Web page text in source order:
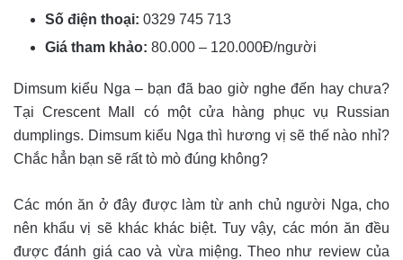
Số điện thoại: 0329 745 713
Giá tham khảo: 80.000 – 120.000Đ/người
Dimsum kiểu Nga – bạn đã bao giờ nghe đến hay chưa?
Tại Crescent Mall có một cửa hàng phục vụ Russian
dumplings. Dimsum kiểu Nga thì hương vị sẽ thế nào nhỉ?
Chắc hẳn bạn sẽ rất tò mò đúng không?
Các món ăn ở đây được làm từ anh chủ người Nga, cho
nên khẩu vị sẽ khác khác biệt. Tuy vậy, các món ăn đều
được đánh giá cao và vừa miệng. Theo như review của